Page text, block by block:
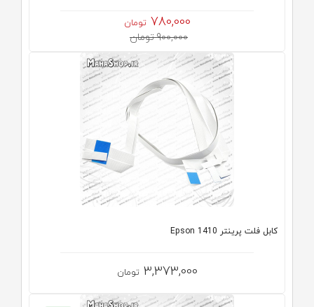
780,000 تومان
900,000 تومان
کابل فلت پرینتر 1410 Epson
3,373,000 تومان